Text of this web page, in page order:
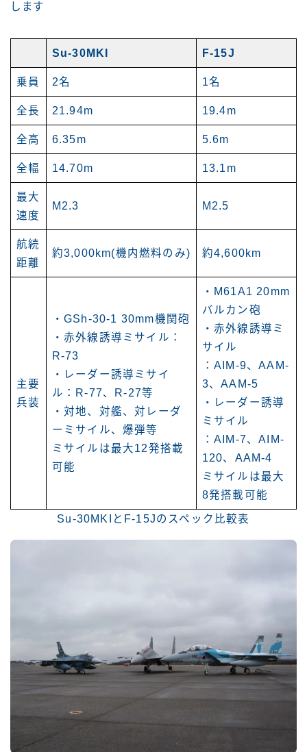
します
Su-30MKI F-15J
乗員 2名 1名
全長 21.94m 19.4m
全高 6.35m 5.6m
全幅 14.70m 13.1m
最大
速度
M2.3 M2.5
航続
距離
約3,000km(機内燃料のみ) 約4,600km
主要
兵装
・GSh-30-1 30mm機関砲
・赤外線誘導ミサイル：
R-73
・レーダー誘導ミサイ
ル：R-77、R-27等
・対地、対艦、対レーダ
ーミサイル、爆弾等
ミサイルは最大12発搭載
可能
・M61A1 20mm
バルカン砲
・赤外線誘導ミ
サイル
：AIM-9、AAM-
3、AAM-5
・レーダー誘導
ミサイル
：AIM-7、AIM-
120、AAM-4
ミサイルは最大
8発搭載可能
Su-30MKIとF-15Jのスペック比較表